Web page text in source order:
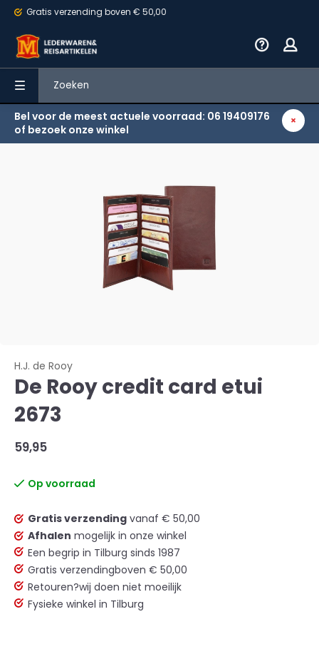
Gratis verzending boven € 50,00
Bel voor de meest actuele voorraad: 06 19409176
of bezoek onze winkel
Terug
H.J. de Rooy
De Rooy credit card etui
2673
59,95
Op voorraad
Gratis verzending vanaf € 50,00
Afhalen mogelijk in onze winkel
Een begrip in Tilburg sinds 1987
Gratis verzendingboven € 50,00
Retouren?wij doen niet moeilijk
Fysieke winkel in Tilburg